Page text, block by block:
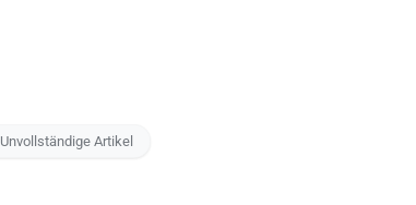
Unvollständige Artikel